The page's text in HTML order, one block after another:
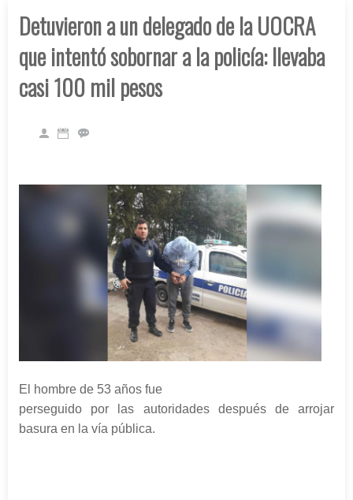
Detuvieron a un delegado de la UOCRA
que intentó sobornar a la policía: llevaba
casi 100 mil pesos
El hombre de 53 años fue
perseguido por las autoridades después de arrojar
basura en la vía pública.